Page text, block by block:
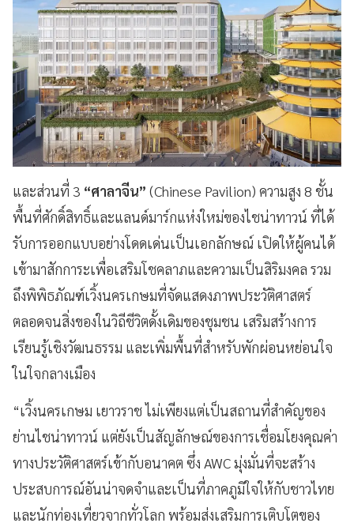
และส่วนที่ 3 “ศาลาจีน” (Chinese Pavilion) ความสูง 8 ชั้น
พื้นที่ศักดิ์สิทธิ์และแลนด์มาร์กแห่งใหม่ของไชน่าทาวน์ ที่ได้
รับการออกแบบอย่างโดดเด่นเป็นเอกลักษณ์ เปิดให้ผู้คนได้
เข้ามาสักการะเพื่อเสริมโชคลาภและความเป็นสิริมงคล รวม
ถึงพิพิธภัณฑ์เวิ้งนครเกษมที่จัดแสดงภาพประวัติศาสตร์
ตลอดจนสิ่งของในวิถีชีวิตดั้งเดิมของชุมชน เสริมสร้างการ
เรียนรู้เชิงวัฒนธรรม และเพิ่มพื้นที่สำหรับพักผ่อนหย่อนใจ
ในใจกลางเมือง
“เวิ้งนครเกษม เยาวราช ไม่เพียงแต่เป็นสถานที่สำคัญของ
ย่านไชน่าทาวน์ แต่ยังเป็นสัญลักษณ์ของการเชื่อมโยงคุณค่า
ทางประวัติศาสตร์เข้ากับอนาคต ซึ่ง AWC มุ่งมั่นที่จะสร้าง
ประสบการณ์อันน่าจดจำและเป็นที่ภาคภูมิใจให้กับชาวไทย
และนักท่องเที่ยวจากทั่วโลก พร้อมส่งเสริมการเติบโตของ